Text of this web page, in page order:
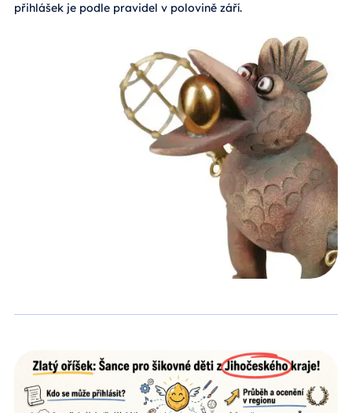
přihlášek je podle pravidel v polovině září.